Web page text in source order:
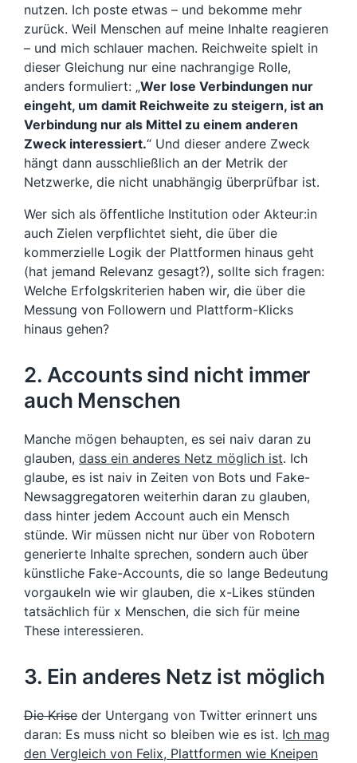
nutzen. Ich poste etwas – und bekomme mehr
zurück. Weil Menschen auf meine Inhalte reagieren
– und mich schlauer machen. Reichweite spielt in
dieser Gleichung nur eine nachrangige Rolle,
anders formuliert: „Wer lose Verbindungen nur
eingeht, um damit Reichweite zu steigern, ist an
Verbindung nur als Mittel zu einem anderen
Zweck interessiert.“ Und dieser andere Zweck
hängt dann ausschließlich an der Metrik der
Netzwerke, die nicht unabhängig überprüfbar ist.
Wer sich als öffentliche Institution oder Akteur:in
auch Zielen verpflichtet sieht, die über die
kommerzielle Logik der Plattformen hinaus geht
(hat jemand Relevanz gesagt?), sollte sich fragen:
Welche Erfolgskriterien haben wir, die über die
Messung von Followern und Plattform-Klicks
hinaus gehen?
2. Accounts sind nicht immer
auch Menschen
Manche mögen behaupten, es sei naiv daran zu
glauben, dass ein anderes Netz möglich ist. Ich
glaube, es ist naiv in Zeiten von Bots und Fake-
Newsaggregatoren weiterhin daran zu glauben,
dass hinter jedem Account auch ein Mensch
stünde. Wir müssen nicht nur über von Robotern
generierte Inhalte sprechen, sondern auch über
künstliche Fake-Accounts, die so lange Bedeutung
vorgaukeln wie wir glauben, die x-Likes stünden
tatsächlich für x Menschen, die sich für meine
These interessieren.
3. Ein anderes Netz ist möglich
Die Krise der Untergang von Twitter erinnert uns
daran: Es muss nicht so bleiben wie es ist. Ich mag
den Vergleich von Felix, Plattformen wie Kneipen